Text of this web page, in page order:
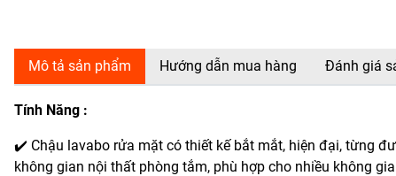
Mô tả sản phẩm Hướng dẫn mua hàng Đánh giá
Tính Năng :
✔️ Chậu lavabo rửa mặt có thiết kế bắt mắt, hiện đại, từng
không gian nội thất phòng tắm, phù hợp cho nhiều không